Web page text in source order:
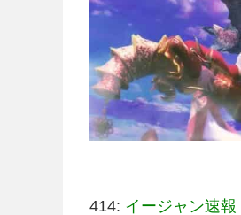
414: イージャン速報